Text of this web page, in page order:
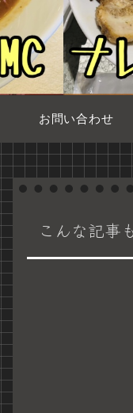
お問い合わせ
こんな記事